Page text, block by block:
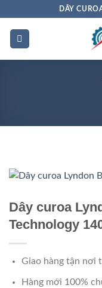
dung
DÂY
Dây curoa
Technology
Giao hàng tận nơi
Hàng mới 100%